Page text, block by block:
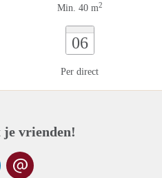
Min. 40 m2
06
Per direct
je vrienden!